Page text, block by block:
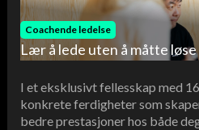
Coachende ledelse
Lær å lede uten å måtte
I et eksklusivt fellesskap med
konkrete ferdigheter som
bedre prestasjoner hos både